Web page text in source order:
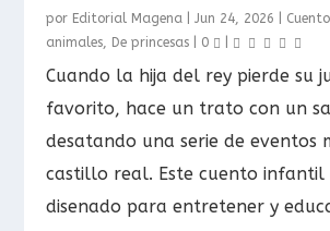
por Editorial Magena |Jun 24, 2026
animales, De princesas 0
Cuando la hija del rey pierde su
favorito, hace un trato con un
desatando una serie de eventos
castillo real. Este cuento infantil
disenado para entretener y